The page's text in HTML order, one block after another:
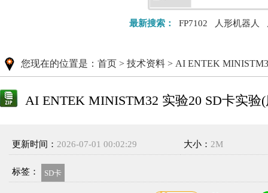
最新搜索： FP7102 人形机器人
您现在的位置是： 首页 > 技术资料 > AI ENTEK
AI ENTEK MINISTM32 实验20 SD卡实验
更新时间： 2026-07-01 00:02:29 大小： 2M
标签： SD卡